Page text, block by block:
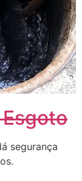
segurança